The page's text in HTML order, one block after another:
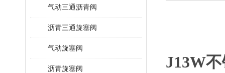
气动三通沥青阀
沥青三通旋塞阀
气动旋塞阀
沥青旋塞阀 J13W